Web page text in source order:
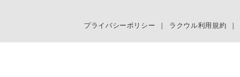
プライバシーポリシー ｜ ラクウル利用規約 ｜